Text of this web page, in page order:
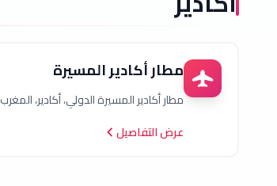
مطار أكادير المسيرة
مطار أكادير المسيرة الدولي، أكادير، المغرب
عرض التفاصيل